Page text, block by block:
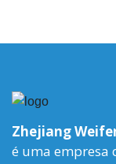
Zhejiang
é uma empresa